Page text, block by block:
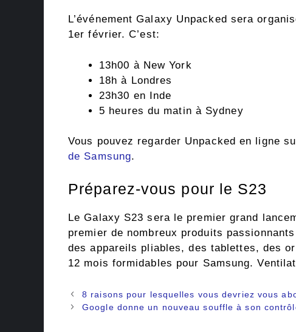
L’événement Galaxy Unpacked sera
1er février. C’est:
13h00 à New York
18h à Londres
23h30 en Inde
5 heures du matin à Sydney
Vous pouvez regarder Unpacked en ligne
de Samsung.
Préparez-vous pour le S23
Le Galaxy S23 sera le premier grand
premier de nombreux produits
des appareils pliables, des tablettes, des
12 mois formidables pour Samsung.
Navigation
des
8 raisons pour lesquelles vous devriez vous
Google donne un nouveau souffle à son